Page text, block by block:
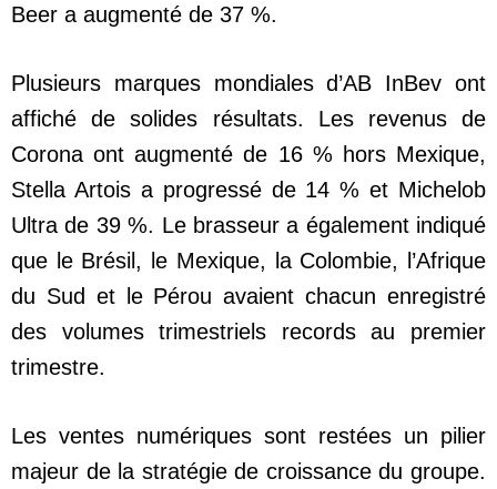
Beer a augmenté de 37 %.
Plusieurs marques mondiales d’AB InBev ont
affiché de solides résultats. Les revenus de
Corona ont augmenté de 16 % hors Mexique,
Stella Artois a progressé de 14 % et Michelob
Ultra de 39 %. Le brasseur a également indiqué
que le Brésil, le Mexique, la Colombie, l’Afrique
du Sud et le Pérou avaient chacun enregistré
des volumes trimestriels records au premier
trimestre.
Les ventes numériques sont restées un pilier
majeur de la stratégie de croissance du groupe.